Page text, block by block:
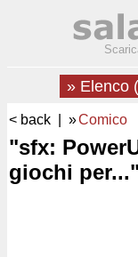
» Elenco
< back | »Comico
"sfx:
giochi